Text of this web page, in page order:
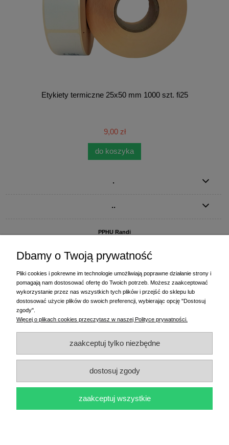
Etykiety termiczne 25x50 mm 1000 szt. fi25
9,00 zł
do koszyka
.
..
PPHU Randi
ul. Starogardzka 77 (wjazd od ul. Plażowej)
+48 58 770 31 80
- centrala
+48 58 770 31 83- wyceny i drukowanie etykiet
- Krzysztof - drukowanie etykiet,
(+48) 602 794 901- Sebastian - wyceny i doradztwo techniczne,biuro@randi.pl
Dbamy o Twoją prywatność
Pliki cookies i pokrewne im technologie umożliwiają poprawne działanie strony i
pomagają nam dostosować ofertę do Twoich potrzeb. Możesz zaakceptować
wykorzystanie przez nas wszystkich tych plików i przejść do sklepu lub
dostosować użycie plików do swoich preferencji, wybierając opcję "Dostosuj
zgody".
Więcej o plikach cookies przeczytasz w naszej Polityce prywatności.
zaakceptuj tylko niezbędne
dostosuj zgody
zaakceptuj wszystkie